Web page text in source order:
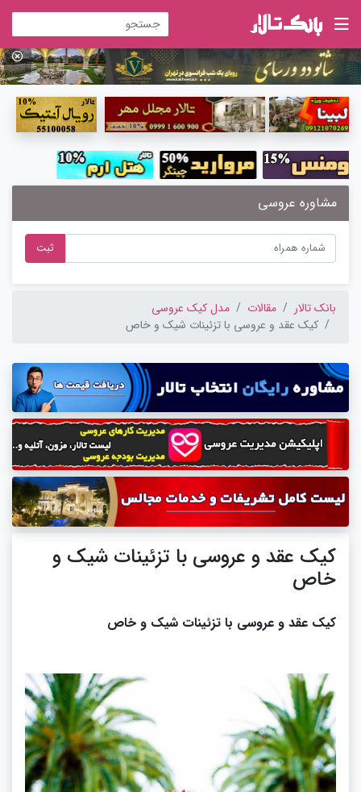
مشاوره عروسی
ثبت
بانک تالار مقالات
مدل کیک عروسی
کیک عقد و عروسی با تزئینات شیک و خاص
کیک عقد و عروسی با تزئینات شیک و
خاص
کیک عقد و عروسی با تزئینات شیک و خاص